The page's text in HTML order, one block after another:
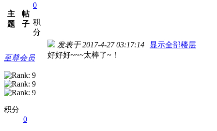
主
题
帖
子
0
积
分
至尊会员
积分
0
发表于 2017-4-27 03:17:14 | 显示全部楼层
好好好~~~太棒了~！